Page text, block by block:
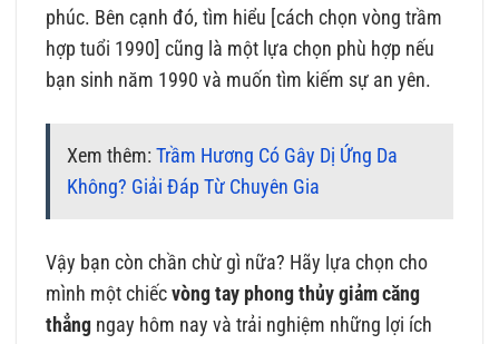
phúc. Bên cạnh đó, tìm hiểu [cách chọn vòng trầm
hợp tuổi 1990] cũng là một lựa chọn phù hợp nếu
bạn sinh năm 1990 và muốn tìm kiếm sự an yên.
Xem thêm:Trầm Hương Có Gây Dị Ứng Da
Không? Giải Đáp Từ Chuyên Gia
Vậy bạn còn chần chừ gì nữa? Hãy lựa chọn cho
mình một chiếcvòng tay phong thủy giảm căng
thẳng ngay hôm nay và trải nghiệm những lợi ích